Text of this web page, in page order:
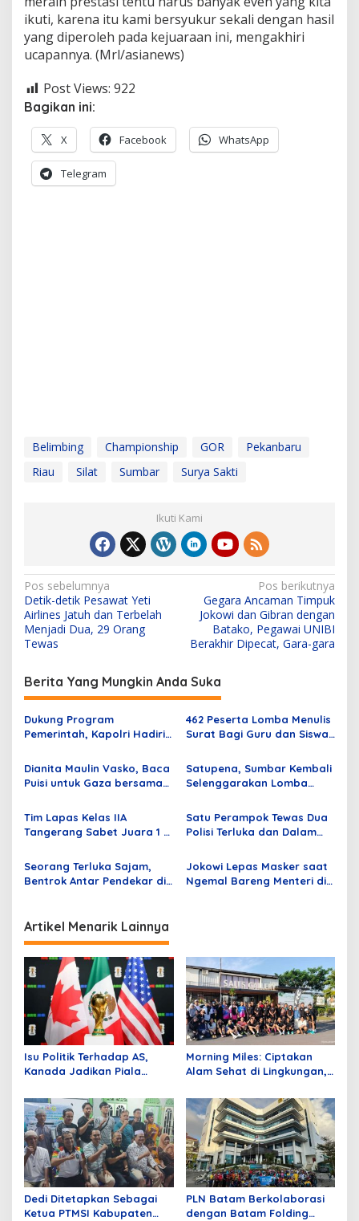
ikuti, karena itu kami bersyukur sekali dengan hasil
yang diperoleh pada kejuaraan ini, mengakhiri
ucapannya. (Mrl/asianews)
Post Views: 922
Bagikan ini:
X Facebook WhatsApp
Telegram
Belimbing Championship GOR
Pekanbaru
Riau
Silat Sumbar Surya Sakti
Ikuti Kami
N
a
v
i
g
a
s
i
p
o
s
Pos sebelumnya
Detik-detik Pesawat Yeti
Airlines Jatuh dan Terbelah
Menjadi Dua, 29 Orang
Tewas
Pos berikutnya
Gegara Ancaman Timpuk
Jokowi dan Gibran dengan
Batako, Pegawai UNIBI
Berakhir Dipecat, Gara-gara
Berita Yang Mungkin Anda Suka
Dukung Program
Pemerintah, Kapolri Hadiri
HIMA Persis di Riau
462 Peserta Lomba Menulis
Surat Bagi Guru dan Siswa
Seleksi Awal
Dianita Maulin Vasko, Baca
Puisi untuk Gaza bersama
Satupena, Sumbar Kembali
Selenggarakan Lomba
dan Siswa
Tim Lapas Kelas IIA
Tangerang Sabet Juara 1 di
Satu Perampok Tewas Dua
Polisi Terluka dan Dalam
Seorang Terluka Sajam,
Bentrok Antar Pendekar di
Jokowi Lepas Masker saat
Ngemal Bareng Menteri di
Artikel Menarik Lainnya
Isu Politik Terhadap AS,
Kanada Jadikan Piala
Persatuan
Morning Miles: Ciptakan
Alam Sehat di Lingkungan,
Fun Run 5K
Dedi Ditetapkan Sebagai
Ketua PTMSI Kabupaten
PLN Batam Berkolaborasi
dengan Batam Folding